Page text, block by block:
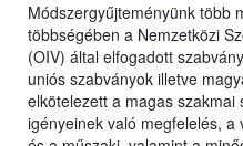
Módszergyűjteményünk több
többségében a Nemzetközi
(OIV) által elfogadott
uniós szabványok illetve
elkötelezett a magas
igényeinek való megfelelés,